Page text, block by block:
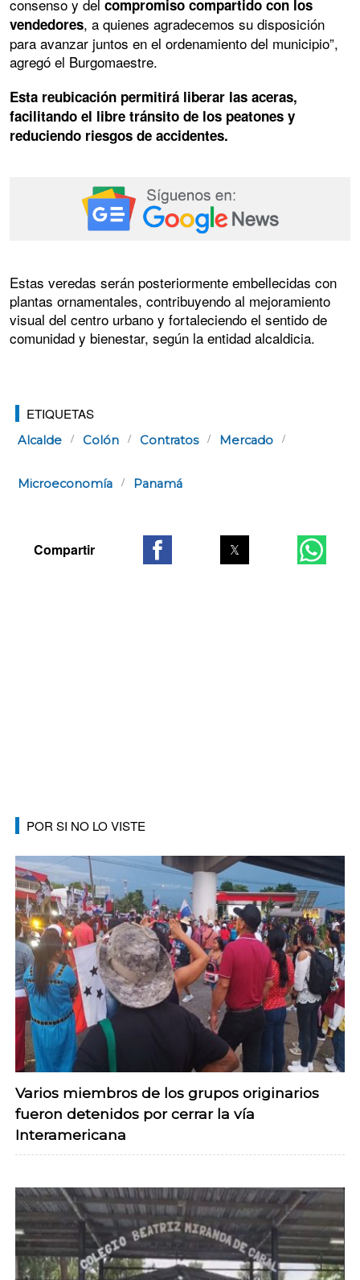
consenso y del compromiso compartido con los
vendedores, a quienes agradecemos su disposición
para avanzar juntos en el ordenamiento del municipio”,
agregó el Burgomaestre.
Esta reubicación permitirá liberar las aceras,
facilitando el libre tránsito de los peatones y
reduciendo riesgos de accidentes.
Estas veredas serán posteriormente embellecidas con
plantas ornamentales, contribuyendo al mejoramiento
visual del centro urbano y fortaleciendo el sentido de
comunidad y bienestar, según la entidad alcaldicia.
ETIQUETAS
Alcalde Colón Contratos Mercado
Microeconomía Panamá
POR SI NO LO VISTE
Varios miembros de los grupos originarios
fueron detenidos por cerrar la vía
Interamericana